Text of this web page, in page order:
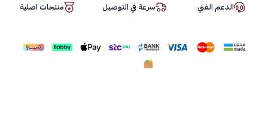
الدعم الفني سرعة في التوصيل منتجات اصلية